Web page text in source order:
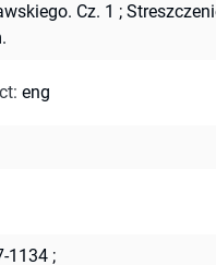
Cz. 1 ;
: eng
1134 ;